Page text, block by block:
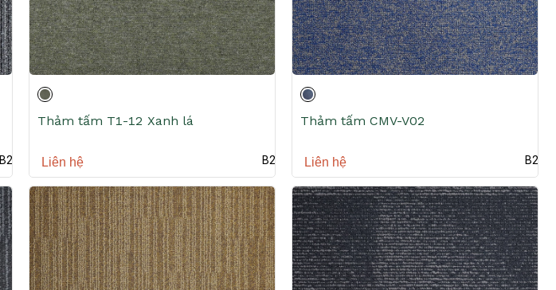
B2B
Thảm tấm T1-12 Xanh lá
Liên hệ B2B
Thảm tấm CMV-V02
Liên hệ B2B